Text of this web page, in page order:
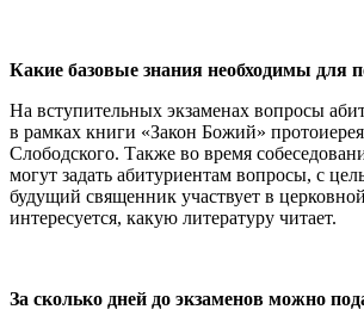
Какие базовые знания необходимы для
На вступительных экзаменах вопросы
в рамках книги «Закон Божий»
Слободского. Также во время
могут задать абитуриентам вопросы, с
будущий священник участвует в
интересуется, какую литературу читает.
За сколько дней до экзаменов можно